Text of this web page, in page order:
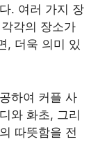
. 여러 가지 장
각의 장소가
, 더욱 의미 있
하여 커플 사
와 화초, 그리
따뜻함을 전